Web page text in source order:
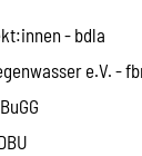
- bdla
e.V. -